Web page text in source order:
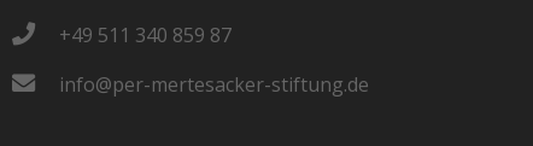
+49 511 340 859 87
info@per-mertesacker-stiftung.de